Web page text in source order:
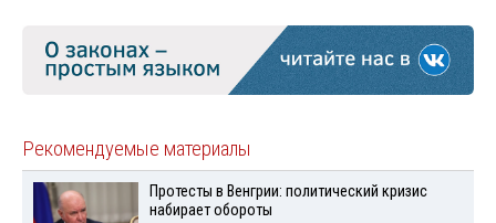
Рекомендуемые материалы
Протесты в Венгрии: политический кризис
набирает обороты